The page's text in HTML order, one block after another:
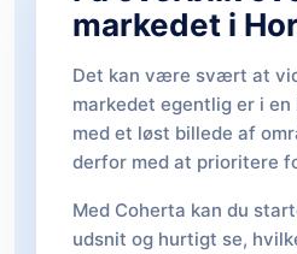
markedet i
Det kan være svært at
markedet egentlig er i
med et løst billede af
derfor med at prioritere
Med Coherta kan du
udsnit og hurtigt se,